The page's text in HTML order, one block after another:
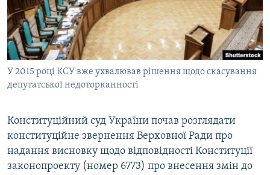
ВІДЕОУРОКИ «ELIFBE»
СВІДЧЕННЯ ОКУПАЦІЇ
УКРАЇНСЬКА ПРОБЛЕМА КРИМУ
ІНФОГРАФІКА
Русский
Qırımtatar
ДОЛУЧАЙСЯ!
Усі сайти RFE/RL
У 2015 році КСУ вже ухвалював рішення щодо скасування
депутатської недоторканності
Конституційний суд України почав розглядати
конституційне звернення Верховної Ради про
надання висновку щодо відповідності Конституції
законопроекту (номер 6773) про внесення змін до